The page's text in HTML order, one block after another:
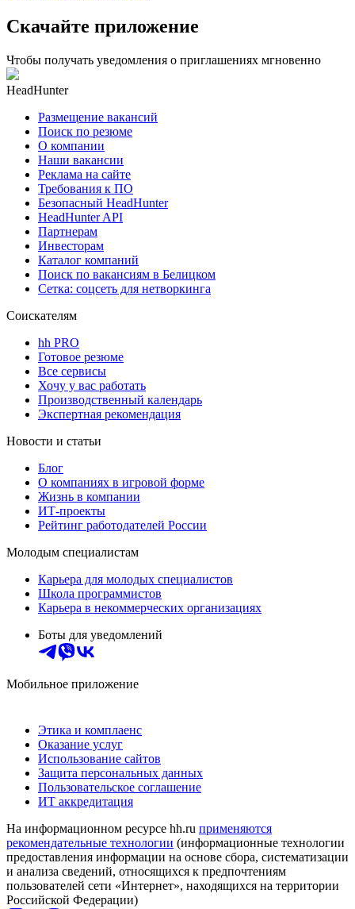
Скачайте приложение
Чтобы получать уведомления о приглашениях мгновенно
HeadHunter
Размещение вакансий
Поиск по резюме
О компании
Наши вакансии
Реклама на сайте
Требования к ПО
Безопасный HeadHunter
HeadHunter API
Партнерам
Инвесторам
Каталог компаний
Поиск по вакансиям в Белицком
Сетка: соцсеть для нетворкинга
Соискателям
hh PRO
Готовое резюме
Все сервисы
Хочу у вас работать
Производственный календарь
Экспертная рекомендация
Новости и статьи
Блог
О компаниях в игровой форме
Жизнь в компании
ИТ-проекты
Рейтинг работодателей России
Молодым специалистам
Карьера для молодых специалистов
Школа программистов
Карьера в некоммерческих организациях
Боты для уведомлений
Мобильное приложение
Этика и комплаенс
Оказание услуг
Использование сайтов
Защита персональных данных
Пользовательское соглашение
ИТ аккредитация
На информационном ресурсе hh.ru применяются
рекомендательные технологии (информационные технологии
предоставления информации на основе сбора, систематизации
и анализа сведений, относящихся к предпочтениям
пользователей сети «Интернет», находящихся на территории
Российской Федерации)